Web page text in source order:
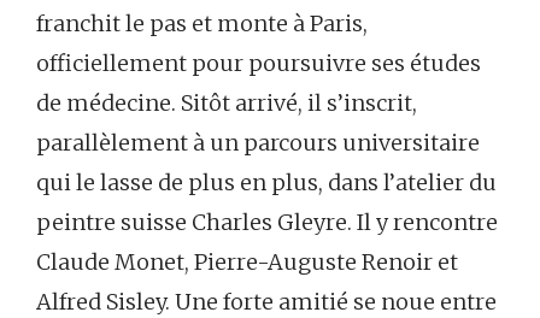
franchit le pas et monte à Paris,
officiellement pour poursuivre ses études
de médecine. Sitôt arrivé, il s’inscrit,
parallèlement à un parcours universitaire
qui le lasse de plus en plus, dans l’atelier du
peintre suisse Charles Gleyre. Il y rencontre
Claude Monet, Pierre-Auguste Renoir et
Alfred Sisley. Une forte amitié se noue entre